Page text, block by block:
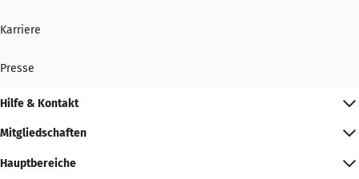
Karriere
Presse
Hilfe & Kontakt
Mitgliedschaften
Hauptbereiche